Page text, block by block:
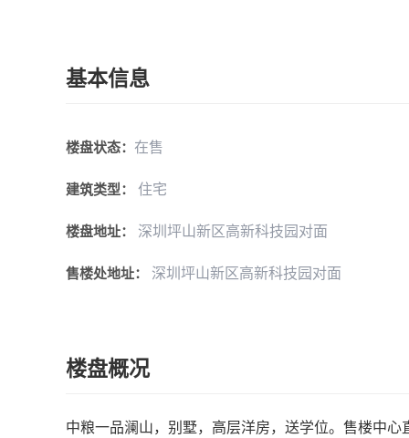
基本信息
楼盘状态： 在售
建筑类型： 住宅
楼盘地址： 深圳坪山新区高新科技园对面
售楼处地址： 深圳坪山新区高新科技园对面
楼盘概况
中粮一品澜山，别墅，高层洋房，送学位。售楼中心